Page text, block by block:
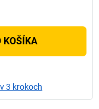
KOŠÍKA
3 krokoch